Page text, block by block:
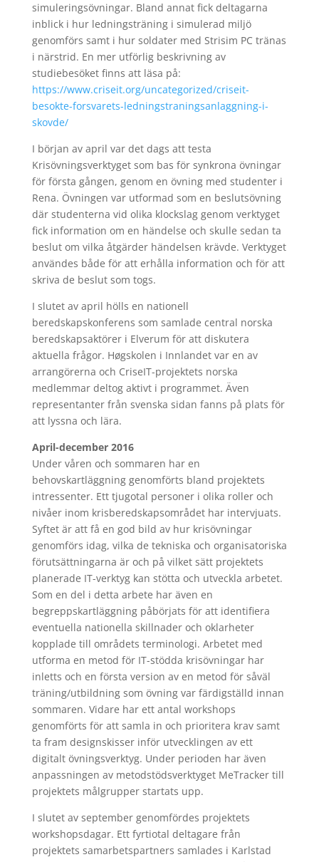
simuleringsövningar. Bland annat fick deltagarna
inblick i hur ledningsträning i simulerad miljö
genomförs samt i hur soldater med Strisim PC tränas
i närstrid. En mer utförlig beskrivning av
studiebesöket finns att läsa på:
https://www.criseit.org/uncategorized/criseit-
besokte-forsvarets-ledningstraningsanlaggning-i-
skovde/
I början av april var det dags att testa
Krisövningsverktyget som bas för synkrona övningar
för första gången, genom en övning med studenter i
Rena. Övningen var utformad som en beslutsövning
där studenterna vid olika klockslag genom verktyget
fick information om en händelse och skulle sedan ta
beslut om vilka åtgärder händelsen krävde. Verktyget
användes både för att erhålla information och för att
skriva de beslut som togs.
I slutet av april hölls en nationell
beredskapskonferens som samlade central norska
beredskapsaktörer i Elverum för att diskutera
aktuella frågor. Høgskolen i Innlandet var en av
arrangörerna och CriseIT-projektets norska
medlemmar deltog aktivt i programmet. Även
representanter från svenska sidan fanns på plats för
att lyssna och lära.
April-december 2016
Under våren och sommaren har en
behovskartläggning genomförts bland projektets
intressenter. Ett tjugotal personer i olika roller och
nivåer inom krisberedskapsområdet har intervjuats.
Syftet är att få en god bild av hur krisövningar
genomförs idag, vilka de tekniska och organisatoriska
förutsättningarna är och på vilket sätt projektets
planerade IT-verktyg kan stötta och utveckla arbetet.
Som en del i detta arbete har även en
begreppskartläggning påbörjats för att identifiera
eventuella nationella skillnader och oklarheter
kopplade till områdets terminologi. Arbetet med
utforma en metod för IT-stödda krisövningar har
inletts och en första version av en metod för såväl
träning/utbildning som övning var färdigställd innan
sommaren. Vidare har ett antal workshops
genomförts för att samla in och prioritera krav samt
ta fram designskisser inför utvecklingen av ett
digitalt övningsverktyg. Under perioden har även
anpassningen av metodstödsverktyget MeTracker till
projektets målgrupper startats upp.
I slutet av september genomfördes projektets
workshopsdagar. Ett fyrtiotal deltagare från
projektets samarbetspartners samlades i Karlstad